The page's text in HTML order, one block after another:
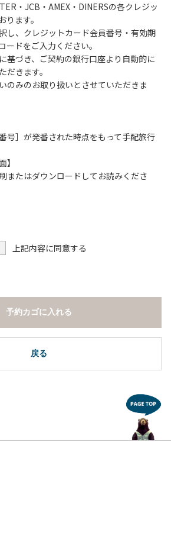
・JCB・AMEX・DINERSの各クレジッ
ります。
し、クレジットカード会員番号・有効期
ードをご入力ください。
基づき、ご契約の銀行口座より自動的に
だきます。
のみのお取り扱いとさせていただきま
号］が発番された時点をもって手配旅行
】
またはダウンロードしてお読みくださ
上記内容に同意する
戻る
予約カゴに入れる